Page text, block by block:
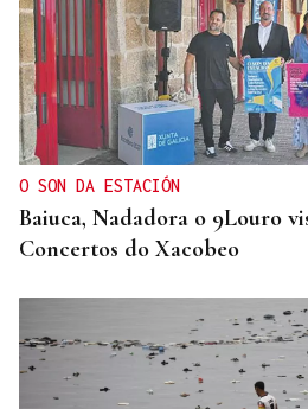
MEDICINA FÍSICA Y
Lucía Ros Dopico, médico
es cambiar el paradigma de
infantil”
O SON DA ESTACIÓN
Baiuca, Nadadora o 9Louro
Concertos do Xacobeo